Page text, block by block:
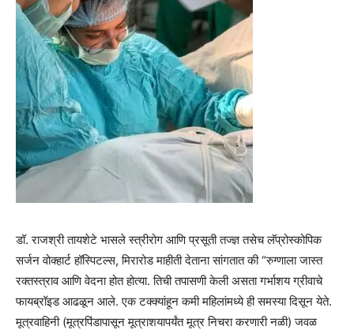
डॉ. राजश्री तायशेटे भासले स्त्रीरोग आणि प्रसूती तज्ज्ञ तसेच लॅप्रोस्कोपिक
सर्जन वोक्हार्ट हॉस्पिटल्स, मिरारोड माहीती देताना सांगतात की “रुग्णाला जास्त
रक्तस्त्राव आणि वेदना होत होत्या. तिची तपासणी केली असता गर्भाशय ग्रीवाचे
फायब्रॉइड आढळून आले. एक टक्‍क्‍यांहून कमी महिलांमध्ये ही समस्या दिसून येते.
मूत्रवाहिनी (मूत्रपिंडापासून मूत्राशयापर्यंत मूत्र निचरा करणारी नळी) जवळ